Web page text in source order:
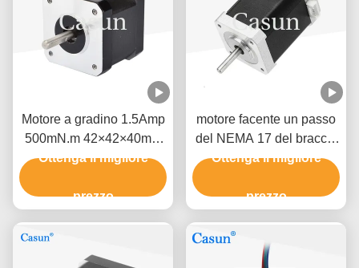
Motore a gradino 1.5Amp
500mN.m 42×42×40mm
NEMA 17 con ISO CE
Ottenga il migliore
prezzo
motore facente un passo
del NEMA 17 del braccio
del robot 1.2A 1,8 gradi
un'alta precisione di 2 fasi
Ottenga il migliore
prezzo